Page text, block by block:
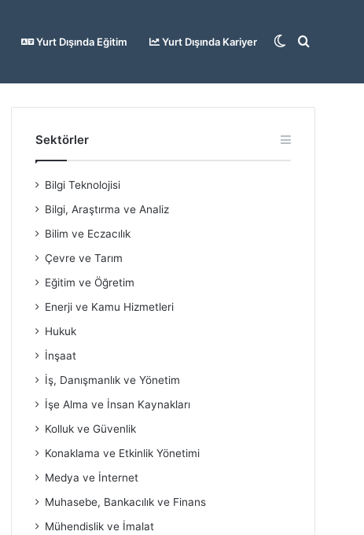
Yurt Dışında Eğitim Yurt Dışında Kariyer Arama
Dış
Sektörler
Bilgi Teknolojisi
Bilgi, Araştırma ve Analiz
Bilim ve Eczacılık
Çevre ve Tarım
Eğitim ve Öğretim
Enerji ve Kamu Hizmetleri
Hukuk
İnşaat
İş, Danışmanlık ve Yönetim
İşe Alma ve İnsan Kaynakları
Kolluk ve Güvenlik
Konaklama ve Etkinlik Yönetimi
Medya ve İnternet
Muhasebe, Bankacılık ve Finans
Mühendislik ve İmalat